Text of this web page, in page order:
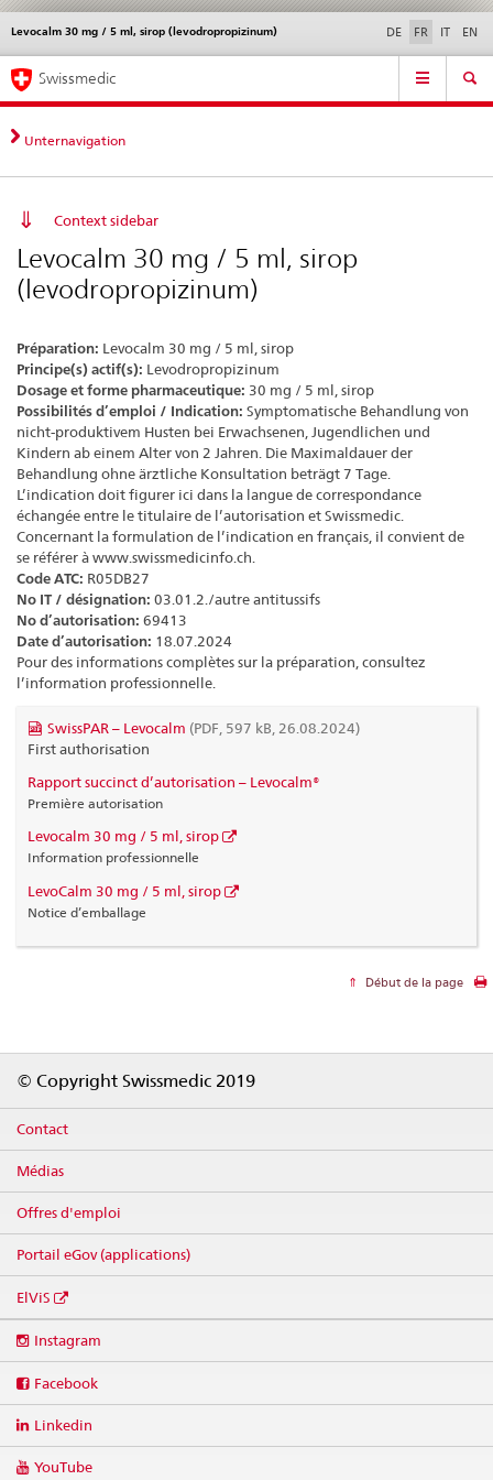
Navigation
directe:
actualités,
bases
contact
Actualités & Mises à
normes
Contact | Support &
aide
Levocalm 30 mg / 5 ml, sirop (levodropropizinum) DE FR IT EN
Service
Navigation
Swissmedic
Unternavigation
Context sidebar
Levocalm 30 mg / 5 ml, sirop
(levodropropizinum)
Préparation: Levocalm 30 mg / 5 ml, sirop
Principe(s) actif(s): Levodropropizinum
Dosage et forme pharmaceutique: 30 mg / 5 ml, sirop
Possibilités d’emploi / Indication: Symptomatische Behandlung von
nicht-produktivem Husten bei Erwachsenen, Jugendlichen und
Kindern ab einem Alter von 2 Jahren. Die Maximaldauer der
Behandlung ohne ärztliche Konsultation beträgt 7 Tage.
L’indication doit figurer ici dans la langue de correspondance
échangée entre le titulaire de l’autorisation et Swissmedic.
Concernant la formulation de l’indication en français, il convient de
se référer à www.swissmedicinfo.ch.
Code ATC: R05DB27
No IT / désignation: 03.01.2./autre antitussifs
No d’autorisation: 69413
Date d’autorisation: 18.07.2024
Pour des informations complètes sur la préparation, consultez
l’information professionnelle.
SwissPAR – Levocalm (PDF, 597 kB, 26.08.2024)
First authorisation
Rapport succinct d’autorisation – Levocalm®
Première autorisation
Levocalm 30 mg / 5 ml, sirop
Information professionnelle
LevoCalm 30 mg / 5 ml, sirop
Notice d’emballage
Début de la page
© Copyright Swissmedic 2019
Contact
Médias
Offres d'emploi
Portail eGov (applications)
ElViS
media
Instagram
Facebook
Linkedin
YouTube